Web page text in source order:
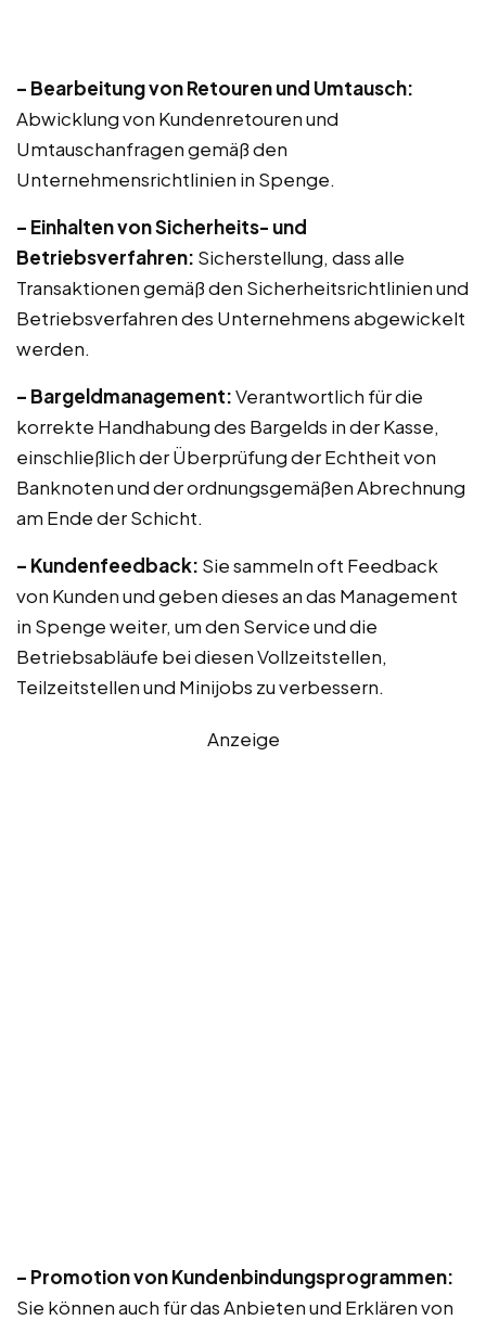
– Bearbeitung von Retouren und Umtausch:
Abwicklung von Kundenretouren und
Umtauschanfragen gemäß den
Unternehmensrichtlinien in Spenge.
– Einhalten von Sicherheits- und
Betriebsverfahren: Sicherstellung, dass alle
Transaktionen gemäß den Sicherheitsrichtlinien und
Betriebsverfahren des Unternehmens abgewickelt
werden.
– Bargeldmanagement:Verantwortlich für die
korrekte Handhabung des Bargelds in der Kasse,
einschließlich der Überprüfung der Echtheit von
Banknoten und der ordnungsgemäßen Abrechnung
am Ende der Schicht.
– Kundenfeedback: Sie sammeln oft Feedback
von Kunden und geben dieses an das Management
in Spenge weiter, um den Service und die
Betriebsabläufe bei diesen Vollzeitstellen,
Teilzeitstellen und Minijobs zu verbessern.
Anzeige
– Promotion von Kundenbindungsprogrammen:
Sie können auch für das Anbieten und Erklären von